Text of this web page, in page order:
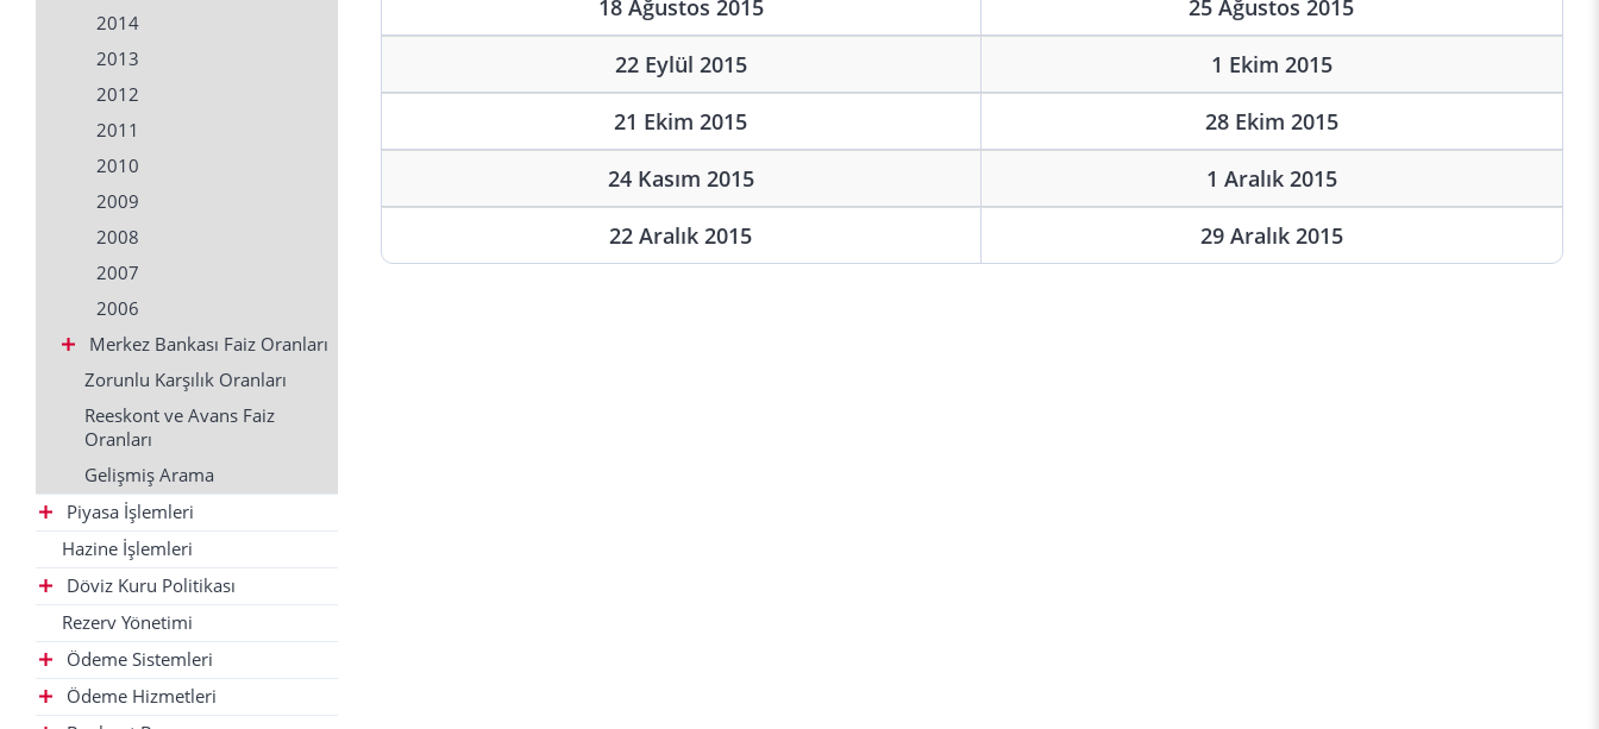
2014
2013
2012
2011
2010
2009
2008
2007
2006
Merkez Bankası Faiz Oranları
Zorunlu Karşılık Oranları
Reeskont ve Avans Faiz
Oranları
Gelişmiş Arama
Piyasa İşlemleri
Hazine İşlemleri
Döviz Kuru Politikası
Rezerv Yönetimi
Ödeme Sistemleri
Ödeme Hizmetleri
18 Ağustos 2015
25 Ağustos 2015
22 Eylül 2015
1 Ekim 2015
21 Ekim 2015
28 Ekim 2015
24 Kasım 2015
1 Aralık 2015
22 Aralık 2015
29 Aralık 2015